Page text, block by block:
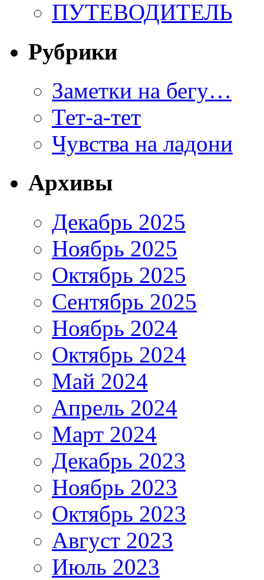
ПУТЕВОДИТЕЛЬ
Рубрики
Заметки на бегу…
Тет-а-тет
Чувства на ладони
Архивы
Декабрь 2025
Ноябрь 2025
Октябрь 2025
Сентябрь 2025
Ноябрь 2024
Октябрь 2024
Май 2024
Апрель 2024
Март 2024
Декабрь 2023
Ноябрь 2023
Октябрь 2023
Август 2023
Июль 2023